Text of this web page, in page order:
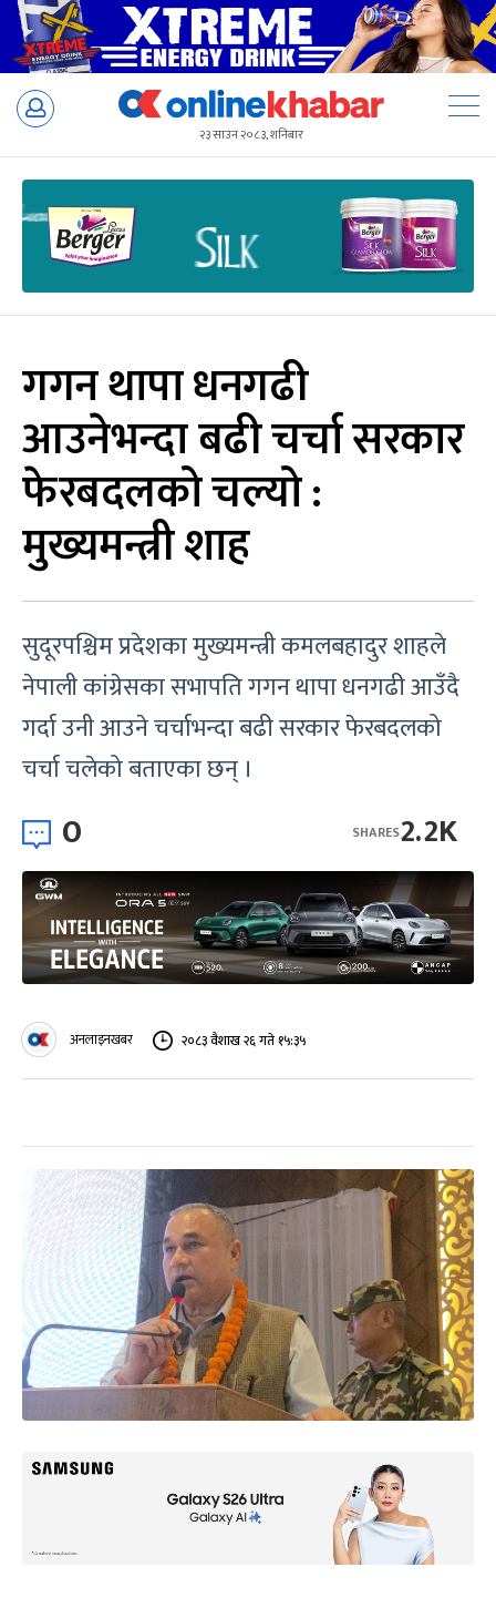
Skip
२३ साउन २०८३, शनिबार
गगन थापा धनगढी
आउनेभन्दा बढी चर्चा सरकार
फेरबदलको चल्यो :
मुख्यमन्त्री शाह
सुदूरपश्चिम प्रदेशका मुख्यमन्त्री कमलबहादुर शाहले
नेपाली कांग्रेसका सभापति गगन थापा धनगढी आउँदै
गर्दा उनी आउने चर्चाभन्दा बढी सरकार फेरबदलको
चर्चा चलेको बताएका छन् ।
0 2.2K
SHARES
अनलाइनखबर २०८३ वैशाख २६ गते १५:३५